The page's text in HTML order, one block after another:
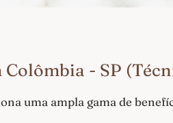
- SP
uma ampla gama de